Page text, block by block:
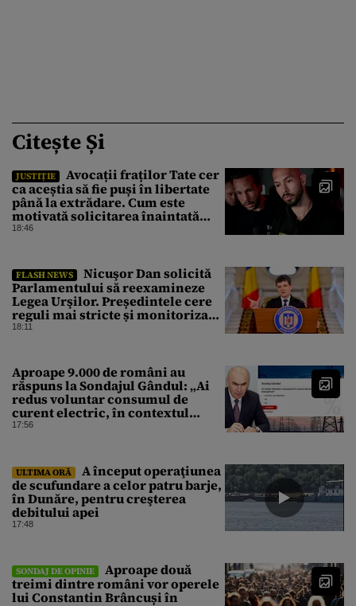
Citește Și
JUSTIȚIE
Avocații fraților Tate cer
ca aceștia să fie puși în libertate
până la extrădare. Cum este
motivată solicitarea înaintată
instanței
18:46
FLASH NEWS
Nicuşor Dan solicită
Parlamentului să reexamineze
Legea Urşilor. Președintele cere
reguli mai stricte și monitorizare
în timp real
18:11
Aproape 9.000 de români au
răspuns la Sondajul Gândul: „Ai
redus voluntar consumul de
curent electric, în contextul
crizei energetice?” Rezultatul a
17:56
ULTIMA ORĂ
A început operaţiunea
de scufundare a celor patru barje,
în Dunăre, pentru creşterea
debitului apei
17:48
SONDAJ DE OPINIE
Aproape două
treimi dintre români vor operele
lui Constantin Brâncuși în